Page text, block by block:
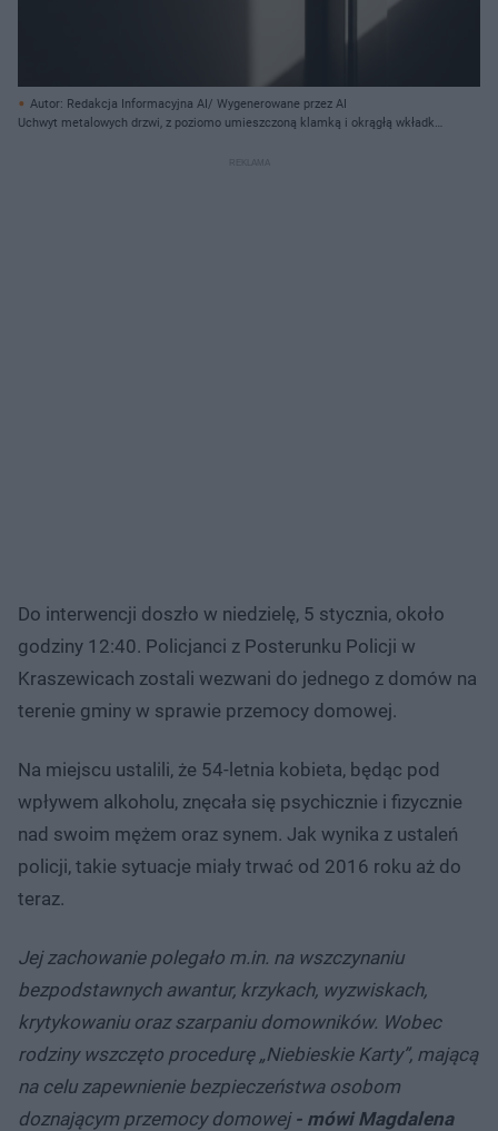
Autor: Redakcja Informacyjna AI/ Wygenerowane przez AI
Uchwyt metalowych drzwi, z poziomo umieszczoną klamką i okrągłą wkładką
prawej strony, tworząc długie, ciemne cienie na jasnej powierzchni, która
Do interwencji doszło w niedzielę, 5 stycznia, około
godziny 12:40. Policjanci z Posterunku Policji w
Kraszewicach zostali wezwani do jednego z domów na
terenie gminy w sprawie przemocy domowej.
Na miejscu ustalili, że 54-letnia kobieta, będąc pod
wpływem alkoholu, znęcała się psychicznie i fizycznie
nad swoim mężem oraz synem. Jak wynika z ustaleń
policji, takie sytuacje miały trwać od 2016 roku aż do
teraz.
Jej zachowanie polegało m.in. na wszczynaniu
bezpodstawnych awantur, krzykach, wyzwiskach,
krytykowaniu oraz szarpaniu domowników. Wobec
rodziny wszczęto procedurę „Niebieskie Karty”, mającą
na celu zapewnienie bezpieczeństwa osobom
doznającym przemocy domowej - mówi Magdalena